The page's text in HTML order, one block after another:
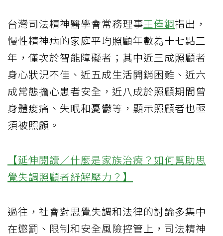
台灣司法精神醫學會常務理事王俸鋼指出，
慢性精神病的家庭平均照顧年數為十七點三
年，僅次於智能障礙者；其中近三成照顧者
身心狀況不佳、近五成生活開銷困難、近六
成常態擔心患者安全，近八成於照顧期間曾
身體痠痛、失眠和憂鬱等，顯示照顧者也亟
須被照顧。
【延伸閱讀／什麼是家族治療？如何幫助思
覺失調照顧者紓解壓力？】
過往，社會對思覺失調和法律的討論多集中
在懲罰、限制和安全風險控管上，司法精神